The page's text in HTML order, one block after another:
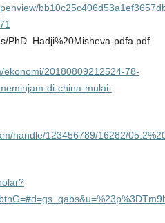
PhD_Hadji%20Misheva-pdfa.pdf
ekonomi/20180809212524-78-
di-china-mulai-
handle/123456789/16282/